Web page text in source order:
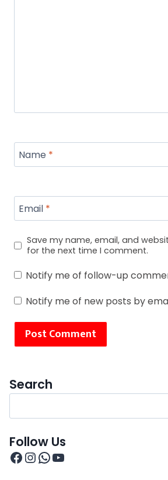
Name *
Email *
Save my name, email, and
for the next time I comment.
Notify me of follow-up
Notify me of new posts by
Search
Follow Us